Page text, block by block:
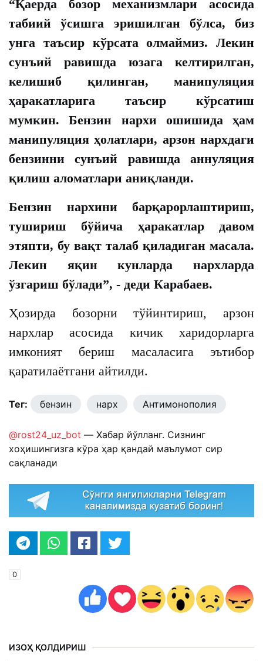
“Қаерда бозор механизмлари асосида
табиий ўсишга эришилган бўлса, биз
унга таъсир кўрсата олмаймиз. Лекин
сунъий равишда юзага келтирилган,
келишиб қилинган, манипуляция
ҳаракатларига таъсир кўрсатиш
мумкин. Бензин нархи ошишида ҳам
манипуляция ҳолатлари, арзон нархдаги
бензинни сунъий равишда аннуляция
қилиш аломатлари аниқланди.
Бензин нархини барқарорлаштириш,
тушириш бўйича ҳаракатлар давом
этяпти, бу вақт талаб қиладиган масала.
Лекин яқин кунларда нархларда
ўзгариш бўлади”, - деди Карабаев.
Ҳозирда бозорни тўйинтириш, арзон
нархлар асосида кичик харидорларга
имконият бериш масаласига эътибор
қаратилаётгани айтилди.
Тег: бензин нарх Антимонополия
@rost24_uz_bot — Хабар йўлланг. Сизнинг
хоҳишингизга кўра ҳар қандай маълумот сир
сақланади
0
ИЗОҲ ҚОЛДИРИШ